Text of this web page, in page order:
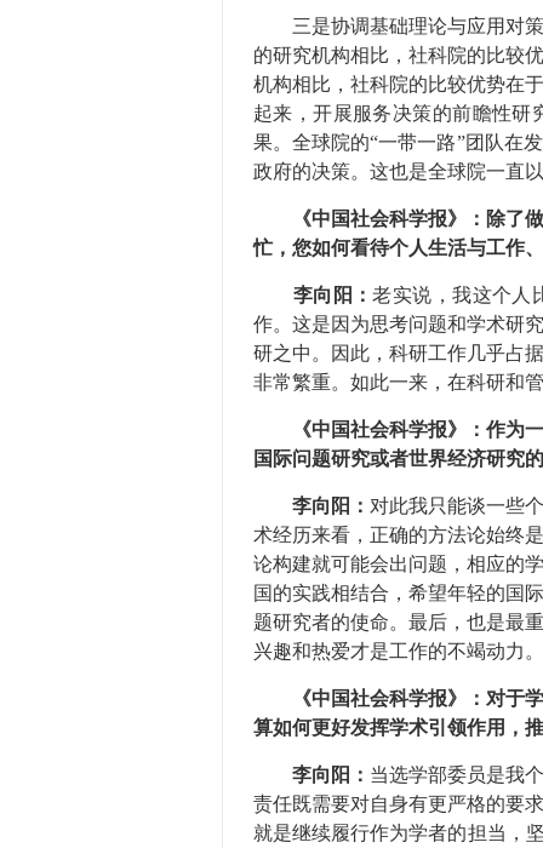
三是协调基础理论与应用对策
的研究机构相比，社科院的比较
机构相比，社科院的比较优势在
起来，开展服务决策的前瞻性研
果。全球院的“一带一路”团队在
政府的决策。这也是全球院一直
《中国社会科学报》：除了
忙，您如何看待个人生活与工作
李向阳：老实说，我这个人
作。这是因为思考问题和学术研
研之中。因此，科研工作几乎占
非常繁重。如此一来，在科研和
《中国社会科学报》：作为
国际问题研究或者世界经济研究
李向阳： 对此我只能谈一些
术经历来看，正确的方法论始终
论构建就可能会出问题，相应的
国的实践相结合，希望年轻的国
题研究者的使命。最后，也是最
兴趣和热爱才是工作的不竭动力。
《中国社会科学报》：对于
算如何更好发挥学术引领作用，
李向阳： 当选学部委员是我
责任既需要对自身有更严格的要
就是继续履行作为学者的担当，